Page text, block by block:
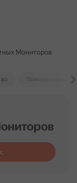
Мониторов
Психология и